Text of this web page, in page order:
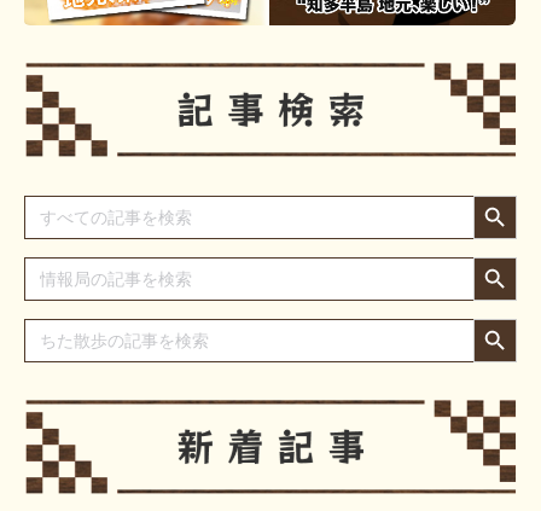
Search
for:
Search Button
Search
for:
Search Button
Search
for:
Search Button